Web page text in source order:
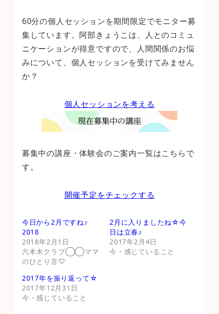
60分の個人セッションを期間限定でモニター募
集しています。阿部きょうこは、人とのコミュ
ニケーションが得意ですので、人間関係のお悩
みについて、個人セッションを受けてみません
か？
個人セッションを考える
募集中の講座・体験会のご案内一覧はこちらで
す。
開催予定をチェックする
今日から2月ですね♪
2018
2018年2月1日
六本木クラブ◯◯ママ
のひとり言♡
2月に入りましたね☆今
日は立春♪
2017年2月4日
今・感じていること
2017年を振り返って☆
2017年12月31日
今・感じていること